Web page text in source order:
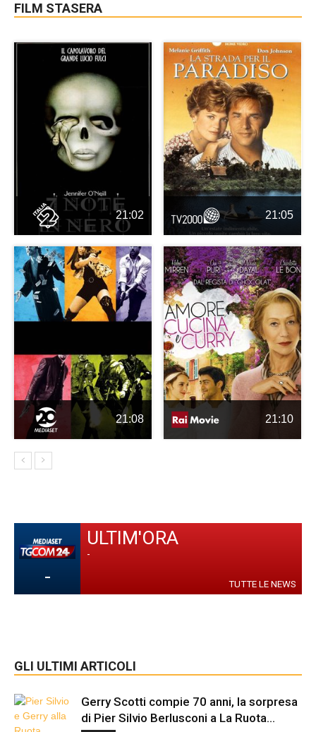
FILM STASERA
21:02 21:05
21:08 21:10
-
ULTIM'ORA
-
TUTTE LE NEWS
GLI ULTIMI ARTICOLI
Gerry Scotti compie 70 anni, la sorpresa
di Pier Silvio Berlusconi a La Ruota...